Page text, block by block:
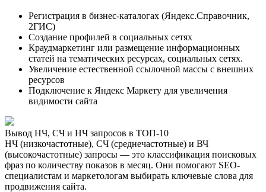
Регистрация в бизнес-каталогах (Яндекс.Справочник,
2ГИС)
Создание профилей в социальных сетях
Краудмаркетинг или размещение информационных
статей на тематических ресурсах, социальных сетях.
Увеличение естественной ссылочной массы с внешних
ресурсов
Подключение к Яндекс Маркету для увеличения
видимости сайта
Вывод НЧ, СЧ и НЧ запросов в ТОП-10
НЧ (низкочастотные), СЧ (среднечастотные) и ВЧ
(высокочастотные) запросы — это классификация поисковых
фраз по количеству показов в месяц. Они помогают SEO-
специалистам и маркетологам выбирать ключевые слова для
продвижения сайта.